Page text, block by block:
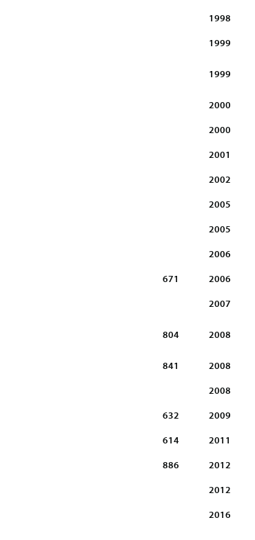
1998
1999
1999
2000
2000
2001
2002
2005
2005
2006
671
2006
2007
804 2008
841 2008
2008
632
2009
614
2011
886
2012
2012
2016